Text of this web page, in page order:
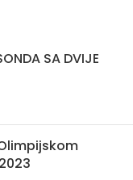
SA DVIJE